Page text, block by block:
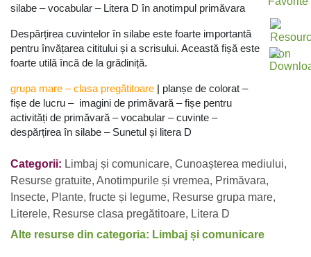
silabe – vocabular – Litera D în anotimpul primăvara
Despărțirea cuvintelor în silabe este foarte importantă
pentru învățarea cititului și a scrisului. Această fișă este
foarte utilă încă de la grădiniță.
grupa mare – clasa pregătitoare | planșe de colorat –
fișe de lucru – imagini de primăvară – fișe pentru
activități de primăvară – vocabular – cuvinte –
despărțirea în silabe – Sunetul și litera D
Categorii: Limbaj și comunicare, Cunoașterea mediului,
Resurse gratuite, Anotimpurile și vremea, Primăvara,
Insecte, Plante, fructe și legume, Resurse grupa mare,
Literele, Resurse clasa pregătitoare, Litera D
Alte resurse din categoria: Limbaj și comunicare